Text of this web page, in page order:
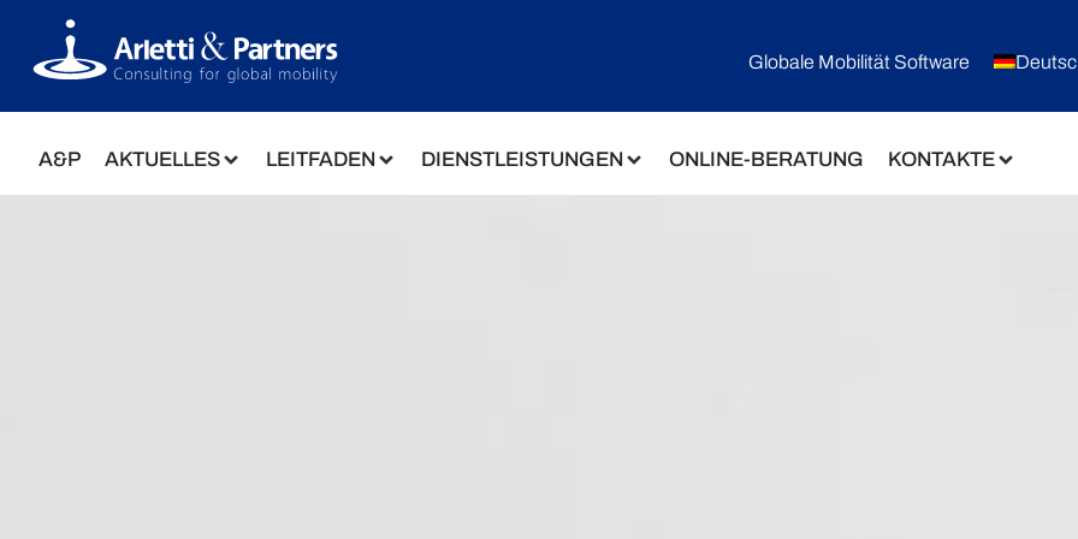
Globale Mobilität Software
A&P AKTUELLES LEITFADEN DIENSTLEISTUNGEN ONLINE-BERATUNG KONTAKTE